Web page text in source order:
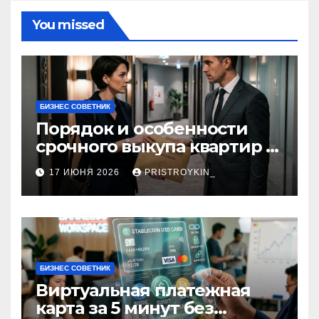
You missed
БИЗНЕС СОВЕТНИК
Порядок и особенности
срочного выкупа квартир в
срок 1–3 дня
17 ИЮНЯ 2026 PRISTROYKIN_
БИЗНЕС СОВЕТНИК
Виртуальная платежная
карта за 5 минут без